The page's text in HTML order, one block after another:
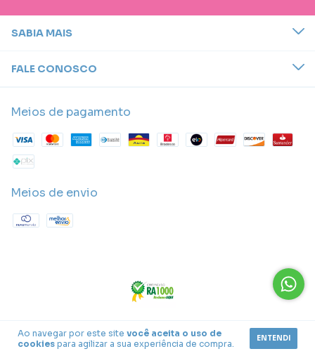
Ao navegar por este site você aceita o uso de
cookies para agilizar a sua experiência de compra.
ENTENDI
SABIA MAIS
FALE CONOSCO
Meios de pagamento
Meios de envio
Copyright Catavento Festas - 43598392000145 - 2026. Todos os